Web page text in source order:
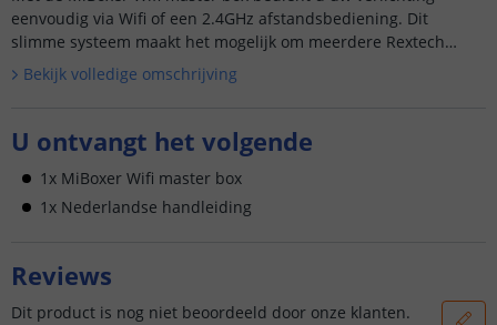
eenvoudig via Wifi of een 2.4GHz afstandsbediening. Dit
slimme systeem maakt het mogelijk om meerdere Rextech
inbouwspots tegelijk te bedienen, zon...
Bekijk volledige omschrijving
U ontvangt het volgende
1x MiBoxer Wifi master box
1x Nederlandse handleiding
Reviews
Dit product is nog niet beoordeeld door onze klanten.